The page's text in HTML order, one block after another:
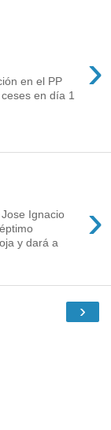
›
en el PP
en día 1
›
Ignacio
y dará a
›